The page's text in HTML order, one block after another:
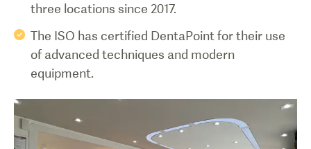
three locations since 2017.
The ISO has certified DentaPoint for their use
of advanced techniques and modern
equipment.